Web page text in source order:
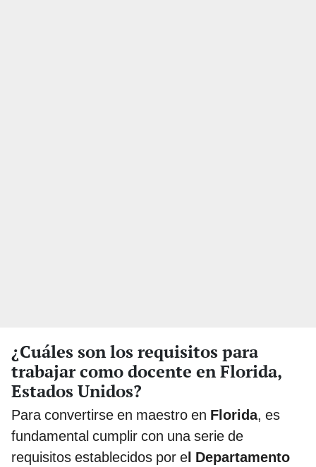
¿Cuáles son los requisitos para
trabajar como docente en Florida,
Estados Unidos?
Para convertirse en maestro en Florida, es
fundamental cumplir con una serie de
requisitos establecidos por el Departamento